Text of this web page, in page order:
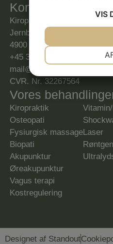
Kontaktinformation
Kiropraktor & Kombi-Klinik
Jernbanegade 2
4900 Nakskov
+45 30 40 65 10
mail@kiropraktor-roedby.dk
CVR. Nr. 32267564
Vores
Kiropraktik
Osteopati
Fysiurgisk massage
Biopati
Akupunktur
Øreakupunktur
Vagus terapi
Kostregulering
Laser
Designet af Standout
VIS
MARKETING